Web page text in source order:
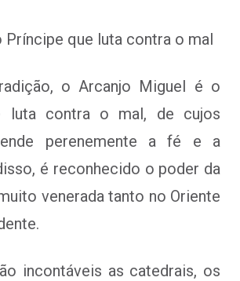
Príncipe que luta contra o mal
o Arcanjo Miguel é o
luta contra o mal, de cujos
perenemente a fé e a
é reconhecido o poder da
venerada tanto no Oriente
incontáveis as catedrais, os